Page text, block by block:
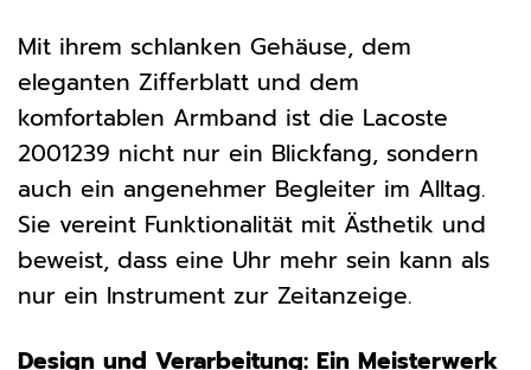
Mit ihrem schlanken Gehäuse, dem
eleganten Zifferblatt und dem
komfortablen Armband ist die Lacoste
2001239 nicht nur ein Blickfang, sondern
auch ein angenehmer Begleiter im Alltag.
Sie vereint Funktionalität mit Ästhetik und
beweist, dass eine Uhr mehr sein kann als
nur ein Instrument zur Zeitanzeige.
Design und Verarbeitung: Ein Meisterwerk